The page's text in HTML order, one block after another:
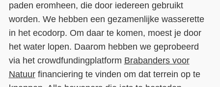
paden eromheen, die door iedereen gebruikt
worden. We hebben een gezamenlijke wasserette
in het ecodorp. Om daar te komen, moest je door
het water lopen. Daarom hebben we geprobeerd
via het crowdfundingplatform Brabanders voor
Natuurfinanciering te vinden om dat terrein op te